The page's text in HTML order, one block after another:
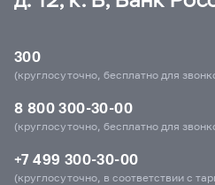
300
(круглосуточно, бесплатно для
8 800 300-30-00
(круглосуточно, бесплатно для
+7 499 300-30-00
(круглосуточно, в соответствии с